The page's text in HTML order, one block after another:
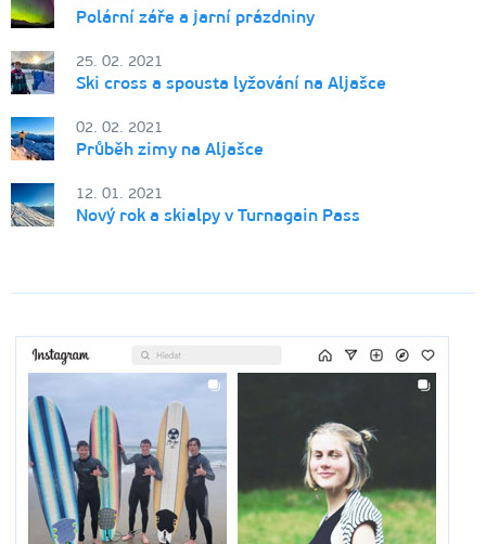
Polární záře a jarní prázdniny
25. 02. 2021
Ski cross a spousta lyžování na Aljašce
02. 02. 2021
Průběh zimy na Aljašce
12. 01. 2021
Nový rok a skialpy v Turnagain Pass